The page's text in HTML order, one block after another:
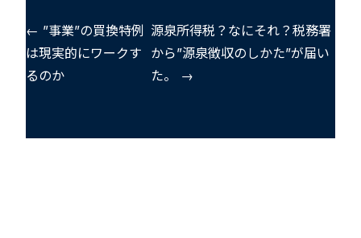
← ”事業”の買換特例
は現実的にワークす
るのか
源泉所得税？なにそれ？税務署
から”源泉徴収のしかた”が届い
た。 →